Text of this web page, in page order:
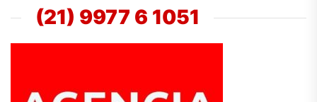
(21) 9977 6 1051